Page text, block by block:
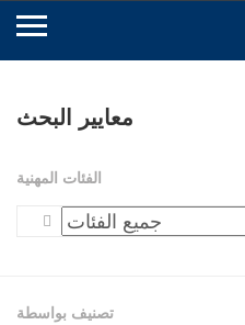
معايير البحث
الفئات المهنية
تصنيف بواسطة